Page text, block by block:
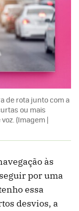
de rota junto com a
ou mais
(Imagem |
às
por uma
essa
desvios, a